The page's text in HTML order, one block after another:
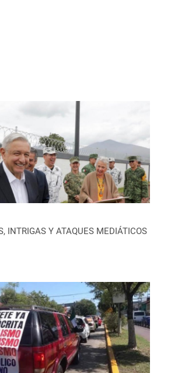
INTRIGAS Y ATAQUES MEDIÁTICOS